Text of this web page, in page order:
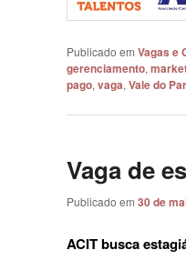
Publicado em Vagas e
gerenciamento,
pago, vaga, Vale do
Vaga de
Publicado em 30 de
ACIT busca